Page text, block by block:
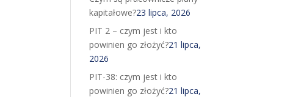
kapitałowe?23 lipca, 2026
PIT 2 – czym jest i kto
powinien go złożyć?21 lipca,
2026
PIT-38: czym jest i kto
powinien go złożyć?21 lipca,